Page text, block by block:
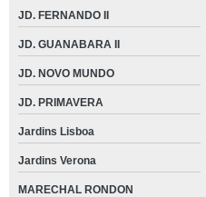
JD. FERNANDO II
JD. GUANABARA II
JD. NOVO MUNDO
JD. PRIMAVERA
Jardins Lisboa
Jardins Verona
MARECHAL RONDON